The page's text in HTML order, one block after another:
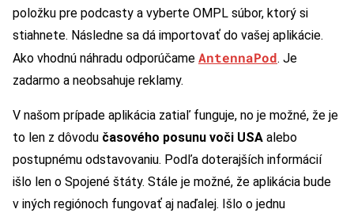
položku pre podcasty a vyberte OMPL súbor, ktorý si
stiahnete. Následne sa dá importovať do vašej aplikácie.
Ako vhodnú náhradu odporúčame AntennaPod. Je
zadarmo a neobsahuje reklamy.
V našom prípade aplikácia zatiaľ funguje, no je možné, že je
to len z dôvodu časového posunu voči USA alebo
postupnému odstavovaniu. Podľa doterajších informácií
išlo len o Spojené štáty. Stále je možné, že aplikácia bude
v iných regiónoch fungovať aj naďalej. Išlo o jednu